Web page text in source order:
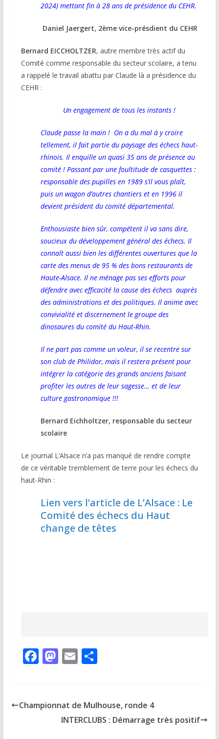
2024) mettant fin à 28 ans de présidence du CEHR.
Daniel Jaergert, 2ème vice-présdient du CEHR
Bernard EICCHOLTZER, autre membre très actif du
Comité comme responsable du secteur scolaire, a tenu
a rappelé le travail abattu par Claude là a présidence du
CEHR :
Un engagement de tous les instants !
Claude passe la main ! On a du mal à y croire
tellement, il fait partie du paysage des échecs haut-
rhinois. Il enquille un quasi 35 ans de présence au
comité ! Passant par une foultitude de casquettes :
responsable des pupilles en 1989 s’il vous plaît,
puis un wagon d’autres chantiers et en 1996 il
devient président du comité départemental.
Enthousiaste bien sûr, compétent il va sans dire,
soucieux du développement général des échecs. Il
connaît aussi bien les différentes ouvertures que la
carte des menus de 95 % des bons restaurants de
Haute-Alsace. Il ne ménage pas ses efforts pour
défendre avec efficacité la cause des échecs auprès
des administrations et des politiques. Il anime avec
convivialité et discernement le groupe des
dinosaures du comité du Haut-Rhin.
Il ne part pas comme un voleur, il se recentre sur
son club de Philidor, mais il restera présent pour
intégrer la catégorie des grands anciens faisant
profiter les autres de leur sagesse… et de leur
culture gastronomique !!!
Bernard Eichholtzer, responsable du secteur
scolaire
Le journal L’Alsace n’a pas manqué de rendre compte
de ce véritable tremblement de terre pour les échecs du
haut-Rhin :
Lien vers l’article de L’Alsace : Le
Comité des échecs du Haut
change de têtes
F
b
M
d
o
E
l
P
g
er
Championnat de Mulhouse, ronde 4
INTERCLUBS : Démarrage très positif